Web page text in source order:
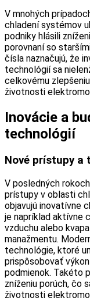
V mnohých
chladení systémov
podniky hlásili
porovnaní so
čísla naznačujú, že
technológií sa
celkovému
životnosti
Inovácie a
technológií
Nové prístupy a
V posledných
prístupy v oblasti
objavujú inovatívne
je napríklad aktívne
vzduchu alebo
manažmentu.
technológie, ktoré
prispôsobovať
podmienok. Takéto
zníženiu porúch, čo
životnosti